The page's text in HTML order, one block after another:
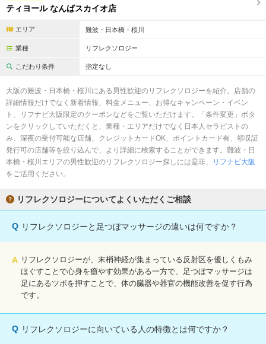
日本人スタッフのみ
スタッフ指名可
こだわり条件を変更
閉じる
ティヨール なんばスカイオ店
エリア 難波・日本橋・桜川
業種 リフレクソロジー
こだわり条件 指定なし
大阪の難波・日本橋・桜川にある男性歓迎のリフレクソロジーを紹介。店舗の
詳細情報だけでなく新着情報、料金メニュー、お得なキャンペーン・イベン
ト、リフナビ大阪限定のクーポンなどをご覧いただけます。「条件変更」ボタ
ンをクリックしていただくと、業種・エリアだけでなく日本人セラピストの
み、深夜の受付可能な店舗、クレジットカードOK、ポイントカード有、領収証
発行可の店舗等を絞り込んで、より詳細に検索することができます。難波・日
本橋・桜川エリアの男性歓迎のリフレクソロジー探しには是非、
リフナビ大阪
をご活用ください。
リフレクソロジーについてよくいただくご相談
Q リフレクソロジーと足つぼマッサージの違いは何ですか？
A リフレクソロジーが、末梢神経が集まっている反射区を優しくもみ
ほぐすことで心身を癒やす効果がある一方で、足つぼマッサージは
足にあるツボを押すことで、体の臓器や器官の機能改善を促す行為
です。
Q リフレクソロジーに向いている人の特徴とは何ですか？